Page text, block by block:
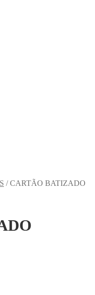
/CARTÃO BATIZADO